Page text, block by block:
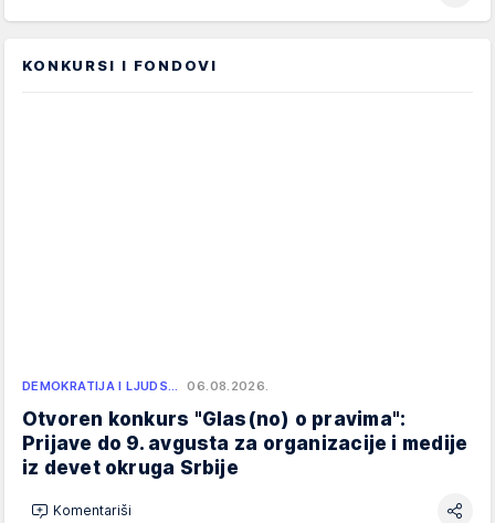
KONKURSI I FONDOVI
DEMOKRATIJA I LJUDS… 06.08.2026.
Otvoren konkurs "Glas(no) o pravima":
Prijave do 9. avgusta za organizacije i medije
iz devet okruga Srbije
Komentariši